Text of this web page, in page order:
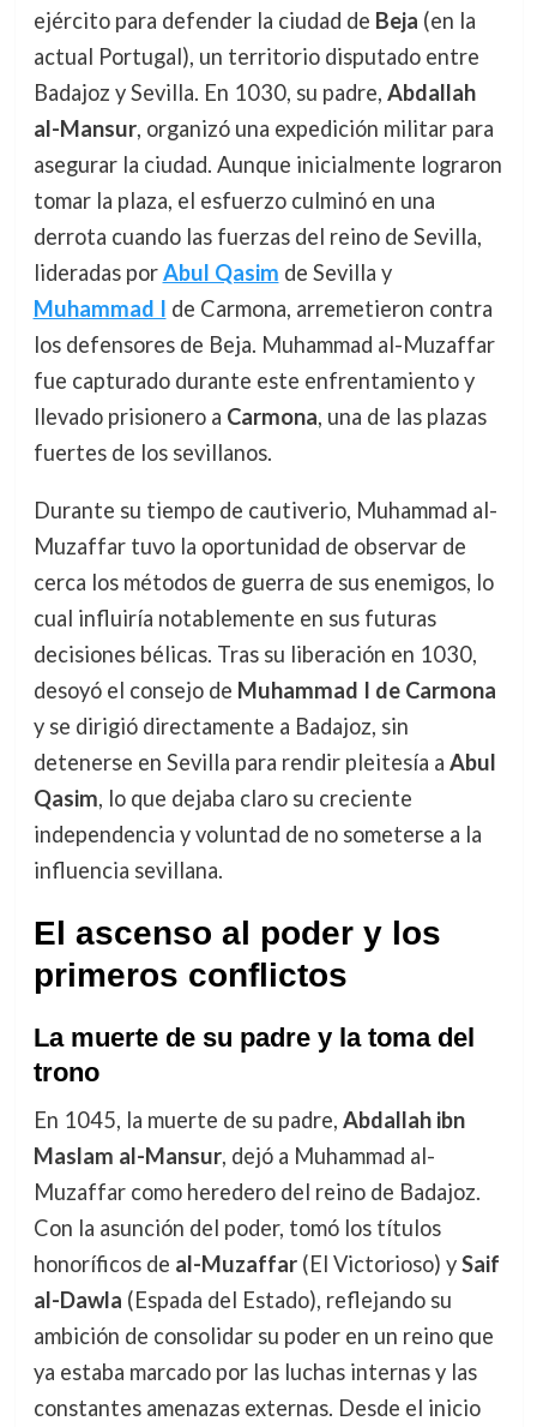
ejército para defender la ciudad de Beja (en la
actual Portugal), un territorio disputado entre
Badajoz y Sevilla. En 1030, su padre, Abdallah
al-Mansur, organizó una expedición militar para
asegurar la ciudad. Aunque inicialmente lograron
tomar la plaza, el esfuerzo culminó en una
derrota cuando las fuerzas del reino de Sevilla,
lideradas porAbul Qasim de Sevilla y
Muhammad I de Carmona, arremetieron contra
los defensores de Beja. Muhammad al-Muzaffar
fue capturado durante este enfrentamiento y
llevado prisionero a Carmona, una de las plazas
fuertes de los sevillanos.
Durante su tiempo de cautiverio, Muhammad al-
Muzaffar tuvo la oportunidad de observar de
cerca los métodos de guerra de sus enemigos, lo
cual influiría notablemente en sus futuras
decisiones bélicas. Tras su liberación en 1030,
desoyó el consejo de Muhammad I de Carmona
y se dirigió directamente a Badajoz, sin
detenerse en Sevilla para rendir pleitesía a Abul
Qasim, lo que dejaba claro su creciente
independencia y voluntad de no someterse a la
influencia sevillana.
El ascenso al poder y los
primeros conflictos
La muerte de su padre y la toma del
trono
En 1045, la muerte de su padre, Abdallah ibn
Maslam al-Mansur, dejó a Muhammad al-
Muzaffar como heredero del reino de Badajoz.
Con la asunción del poder, tomó los títulos
honoríficos de al-Muzaffar(El Victorioso) ySaif
al-Dawla (Espada del Estado), reflejando su
ambición de consolidar su poder en un reino que
ya estaba marcado por las luchas internas y las
constantes amenazas externas. Desde el inicio